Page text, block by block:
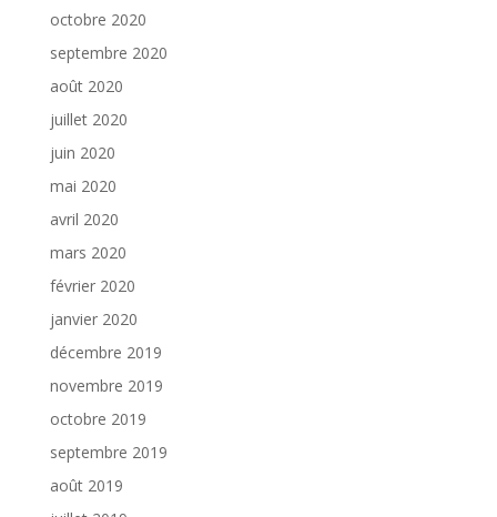
octobre 2020
septembre 2020
août 2020
juillet 2020
juin 2020
mai 2020
avril 2020
mars 2020
février 2020
janvier 2020
décembre 2019
novembre 2019
octobre 2019
septembre 2019
août 2019